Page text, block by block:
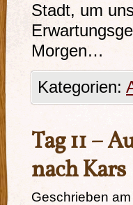
Stadt, um
Morgen…
Kategorien:
Tag 11 –
nach Kars
Geschrieben am